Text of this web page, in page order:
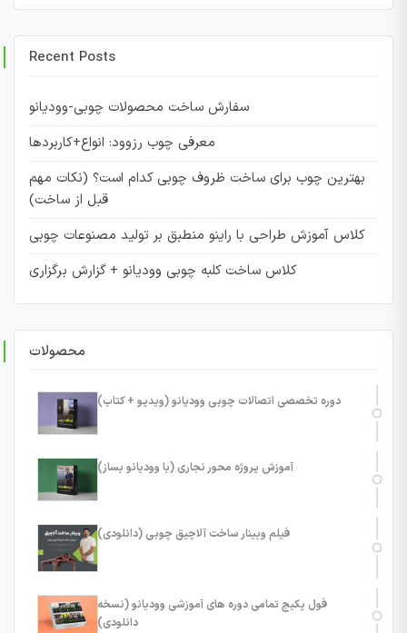
Recent Posts
سفارش ساخت محصولات چوبی-وودیانو
معرفی چوب رزوود: انواع+کاربردها
بهترین چوب برای ساخت ظروف چوبی کدام است؟ (نکات مهم
قبل از ساخت)
کلاس آموزش طراحی با راینو منطبق بر تولید مصنوعات چوبی
کلاس ساخت کلبه چوبی وودیانو + گزارش برگزاری
محصولات
دوره تخصصی اتصالات چوبی وودیانو (ویدیو + کتاب)
آموزش پروژه محور نجاری (با وودیانو بساز)
فیلم وبینار ساخت آلاچیق چوبی (دانلودی)
فول پکیج تمامی دوره های آموزشی وودیانو (نسخه
دانلودی)